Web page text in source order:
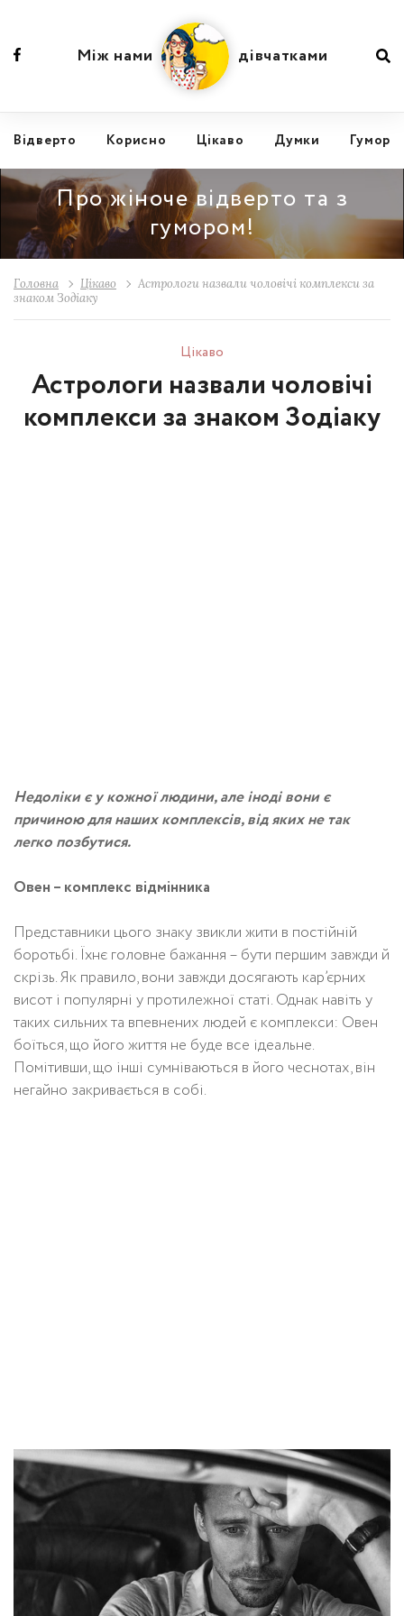
Відвертo Корисно Цікаво Думки Гумор
Між нами дівчатками
Про жіноче відверто та з
гумором!
Головна Цікаво
Астрологи назвали чоловічі комплекси за
знаком Зодіаку
Цікаво
Астрологи назвали чоловічі
комплекси за знаком Зодіаку
Недоліки є у кожної людини, але іноді вони є
причиною для наших комплексів, від яких не так
легко позбутися.
Овен – комплекс відмінника
Представники цього знаку звикли жити в постійній
боротьбі. Їхнє головне бажання – бути першим завжди й
скрізь. Як правило, вони завжди досягають кар’єрних
висот і популярні у протилежної статі. Однак навіть у
таких сильних та впевнених людей є комплекси: Овен
боїться, що його життя не буде все ідеальне.
Помітивши, що інші сумніваються в його чеснотах, він
негайно закривається в собі.